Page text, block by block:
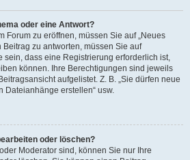
oder eine Antwort?
Forum zu eröffnen, müssen Sie auf „Neues
Beitrag zu antworten, müssen Sie auf
sein, dass eine Registrierung erforderlich ist,
können. Ihre Berechtigungen sind jeweils
aufgelistet. Z. B. „Sie dürfen neue
Dateianhänge erstellen“ usw.
oder löschen?
Moderator sind, können Sie nur Ihre